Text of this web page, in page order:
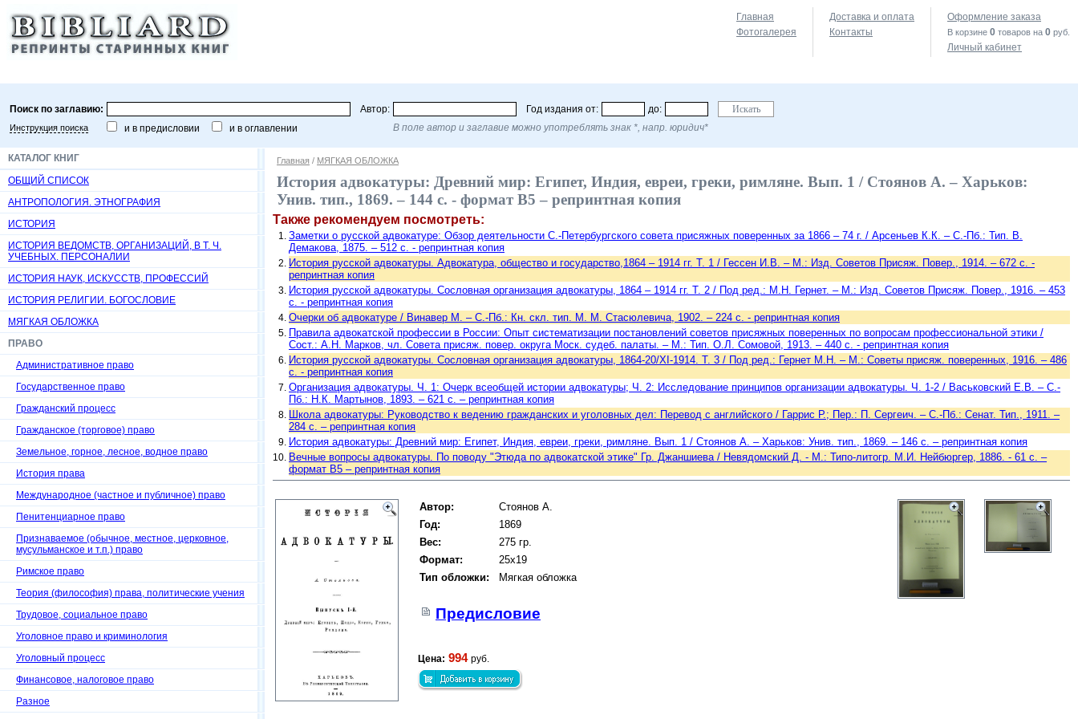
Главная
Фотогалерея
Доставка и оплата
Контакты
Оформление заказа
В корзине 0 товаров на 0 руб.
Личный кабинет
Поиск по заглавию: Автор: Год издания от: до:
Инструкция поиска и в предисловии и в оглавлении В поле автор и заглавие можно употреблять знак *, напр. юридич*
КАТАЛОГ КНИГ
ОБЩИЙ СПИСОК
АНТРОПОЛОГИЯ. ЭТНОГРАФИЯ
ИСТОРИЯ
ИСТОРИЯ ВЕДОМСТВ, ОРГАНИЗАЦИЙ, В Т. Ч.
УЧЕБНЫХ. ПЕРСОНАЛИИ
ИСТОРИЯ НАУК, ИСКУССТВ, ПРОФЕССИЙ
ИСТОРИЯ РЕЛИГИИ. БОГОСЛОВИЕ
МЯГКАЯ ОБЛОЖКА
ПРАВО
Административное право
Государственное право
Гражданский процесс
Гражданское (торговое) право
Земельное, горное, лесное, водное право
История права
Международное (частное и публичное) право
Пенитенциарное право
Признаваемое (обычное, местное, церковное,
мусульманское и т.п.) право
Римское право
Теория (философия) права, политические учения
Трудовое, социальное право
Уголовное право и криминология
Уголовный процесс
Финансовое, налоговое право
Разное
Главная / МЯГКАЯ ОБЛОЖКА
История адвокатуры: Древний мир: Египет, Индия, евреи, греки, римляне. Вып. 1 / Стоянов А. – Харьков:
Унив. тип., 1869. – 144 с. - формат В5 – репринтная копия
Также рекомендуем посмотреть:
Заметки о русской адвокатуре: Обзор деятельности С.-Петербургского совета присяжных поверенных за 1866 – 74 г. / Арсеньев К.К. – С.-Пб.: Тип. В.
Демакова, 1875. – 512 с. - репринтная копия
История русской адвокатуры. Адвокатура, общество и государство,1864 – 1914 гг. Т. 1 / Гессен И.В. – М.: Изд. Советов Присяж. Повер., 1914. – 672 с. -
репринтная копия
История русской адвокатуры. Сословная организация адвокатуры, 1864 – 1914 гг. Т. 2 / Под ред.: М.Н. Гернет. – М.: Изд. Советов Присяж. Повер., 1916. – 453
с. - репринтная копия
Очерки об адвокатуре / Винавер М. – С.-Пб.: Кн. скл. тип. М. М. Стасюлевича, 1902. – 224 с. - репринтная копия
Правила адвокатской профессии в России: Опыт систематизации постановлений советов присяжных поверенных по вопросам профессиональной этики /
Сост.: А.Н. Марков, чл. Совета присяж. повер. округа Моск. судеб. палаты. – М.: Тип. О.Л. Сомовой, 1913. – 440 с. - репринтная копия
История русской адвокатуры. Сословная организация адвокатуры, 1864-20/XI-1914. Т. 3 / Под ред.: Гернет М.Н. – М.: Советы присяж. поверенных, 1916. – 486
с. - репринтная копия
Организация адвокатуры. Ч. 1: Очерк всеобщей истории адвокатуры; Ч. 2: Исследование принципов организации адвокатуры. Ч. 1-2 / Васьковский Е.В. – С.-
Пб.: Н.К. Мартынов, 1893. – 621 с. – репринтная копия
Школа адвокатуры: Руководство к ведению гражданских и уголовных дел: Перевод с английского / Гаррис Р.; Пер.: П. Сергеич. – С.-Пб.: Сенат. Тип., 1911. –
284 с. – репринтная копия
История адвокатуры: Древний мир: Египет, Индия, евреи, греки, римляне. Вып. 1 / Стоянов А. – Харьков: Унив. тип., 1869. – 146 c. – репринтная копия
Вечные вопросы адвокатуры. По поводу "Этюда по адвокатской этике" Гр. Джаншиева / Невядомский Д. - М.: Типо-литогр. М.И. Нейбюргер, 1886. - 61 c. –
формат B5 – репринтная копия
Автор:
Стоянов А.
Год:
1869
Вес:
275 гр.
Формат:
25х19
Тип обложки:
Мягкая обложка
Предисловие
Цена: 994 руб.